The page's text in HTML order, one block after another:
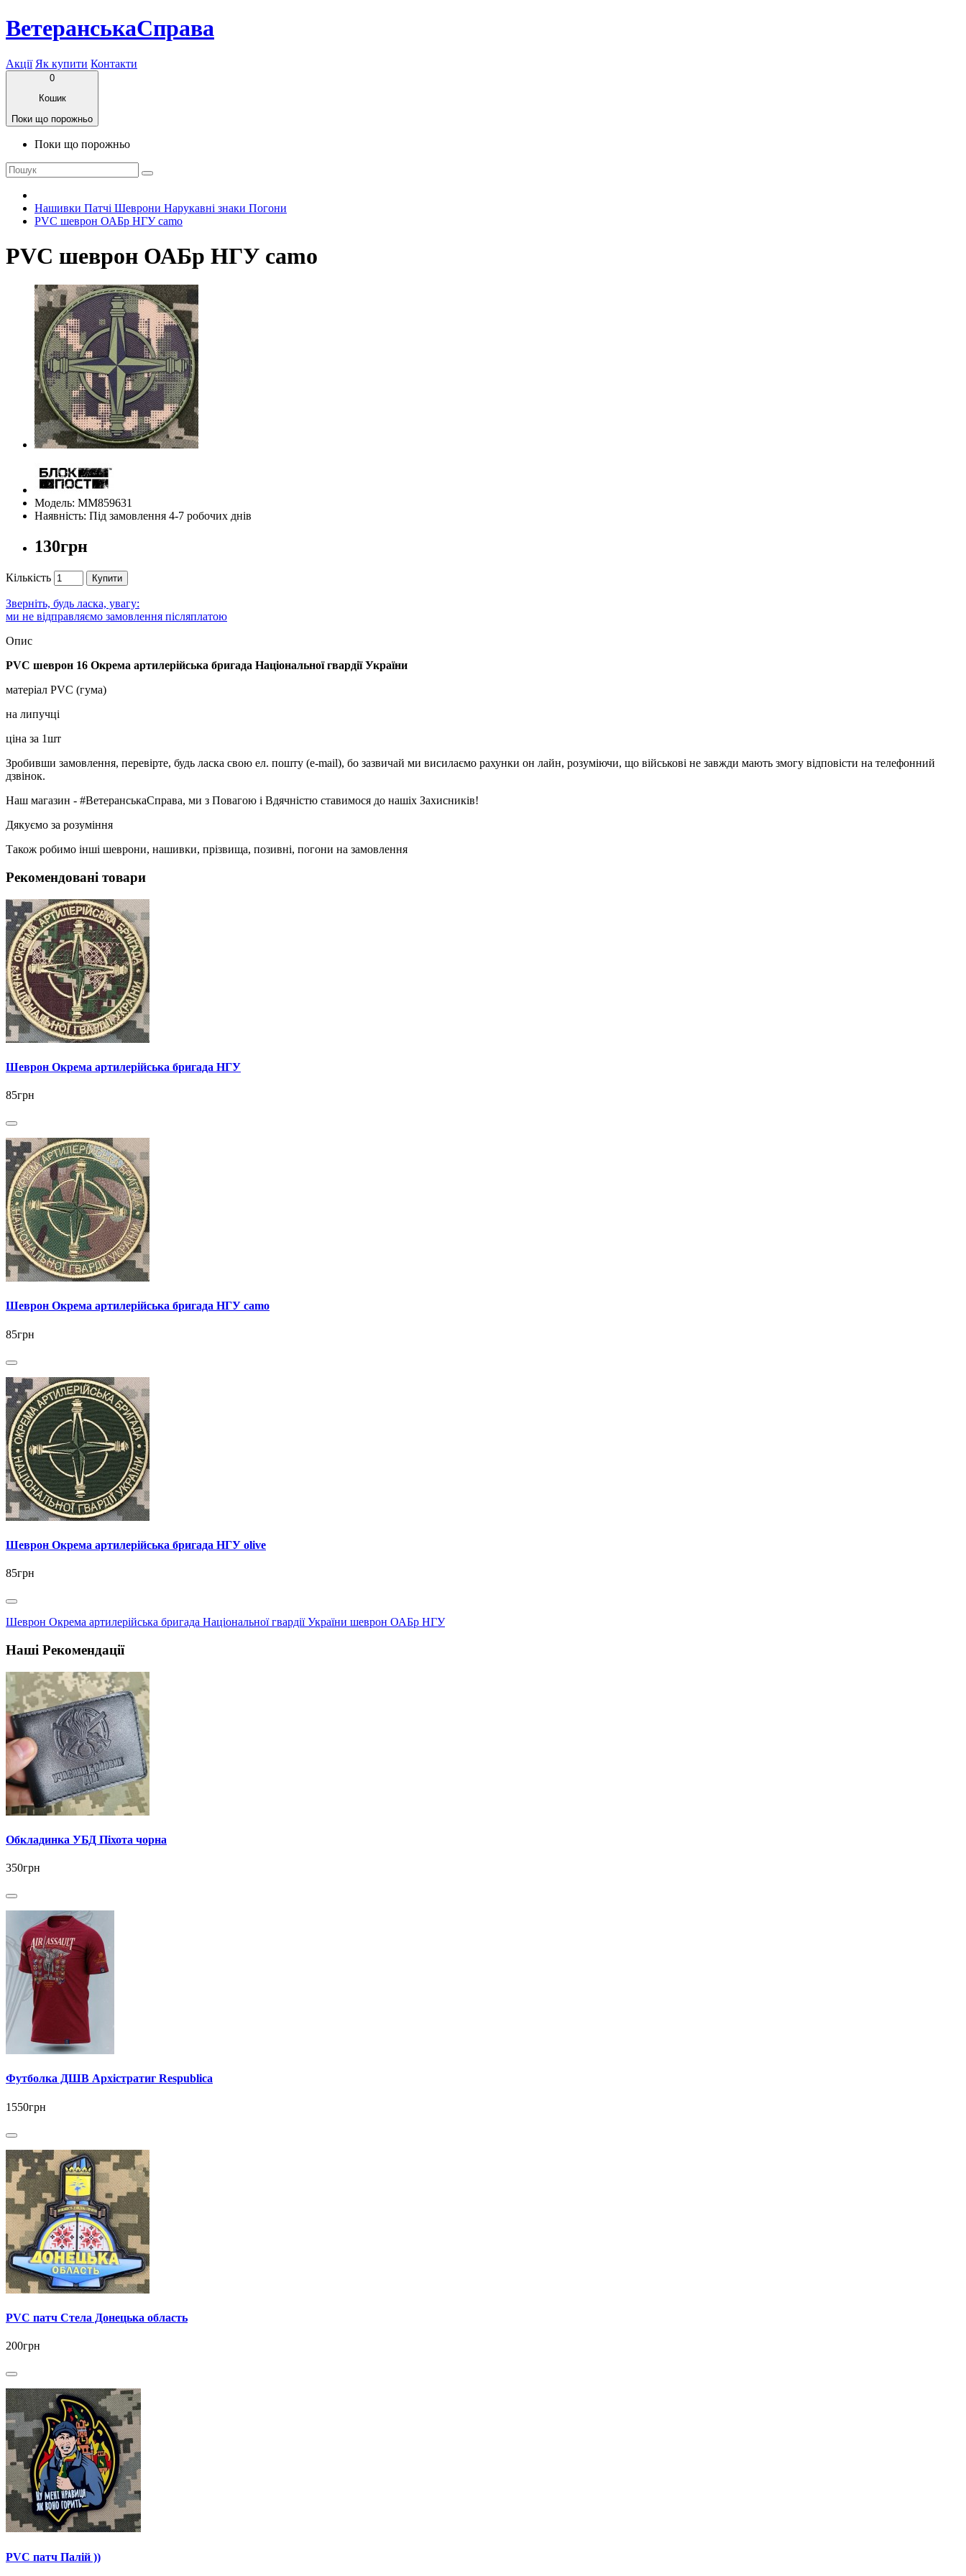
ВетеранськаСправа
Акції Як купити Контакти
0
Кошик
Поки що порожньо
Поки що порожньо
Нашивки Патчі Шеврони Нарукавні знаки Погони
PVC шеврон ОАБр НГУ camo
PVC шеврон ОАБр НГУ camo
Модель: ММ859631
Наявність: Під замовлення 4-7 робочих днів
130грн
Кількість Купити
Зверніть, будь ласка, увагу:
ми не відправляємо замовлення післяплатою
Опис
PVC шеврон 16 Окрема артилерійська бригада Національної гвардії України
матеріал PVC (гума)
на липучці
ціна за 1шт
Зробивши замовлення, перевірте, будь ласка свою ел. пошту (e-mail), бо зазвичай ми висилаємо рахунки он лайн, розуміючи, що військові не завжди мають змогу відповісти на телефонний
дзвінок.
Наш магазин - #ВетеранськаСправа, ми з Повагою і Вдячністю ставимося до нашіх Захисників!
Дякуємо за розуміння
Також робимо інші шеврони, нашивки, прізвища, позивні, погони на замовлення
Рекомендовані товари
Шеврон Окрема артилерійська бригада НГУ
85грн
Шеврон Окрема артилерійська бригада НГУ camo
85грн
Шеврон Окрема артилерійська бригада НГУ olive
85грн
Шеврон Окрема артилерійська бригада Національної гвардії України шеврон ОАБр НГУ
Наші Рекомендації
Обкладинка УБД Піхота чорна
350грн
Футболка ДШВ Архістратиг Respublica
1550грн
PVC патч Стела Донецька область
200грн
PVC патч Палій ))